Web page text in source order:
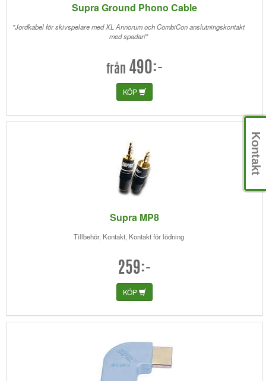
Supra Ground Phono Cable
"Jordkabel för skivspelare med XL Annorum och CombiCon anslutningskontakt
med spadar!"
från 490:-
KÖP
Supra MP8
Tillbehör, Kontakt, Kontakt för lödning
259:-
KÖP
Kontakt